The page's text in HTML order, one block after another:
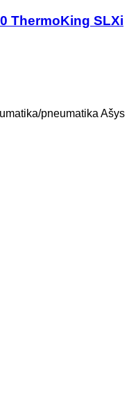
ThermoKing SLXi
pneumatika Ašys